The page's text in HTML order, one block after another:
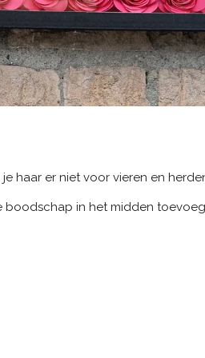
haar er niet voor vieren en
boodschap in het midden